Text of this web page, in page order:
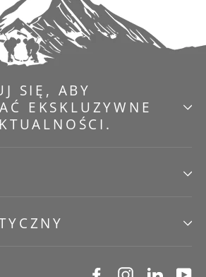
SIĘ, ABY
EKSKLUZYWNE
FacebookInstagram